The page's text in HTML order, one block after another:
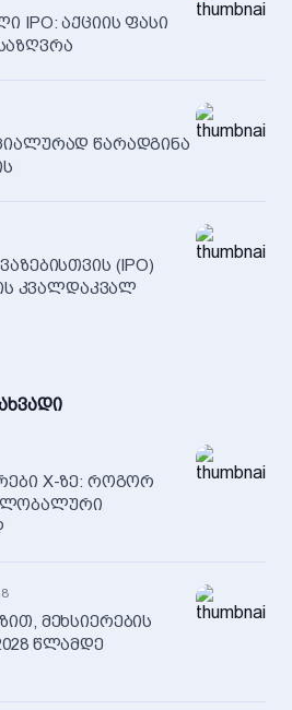
IPO: აქციის ფასი
წარადგინა
(IPO)
ის კვალდაკვალ
X-ზე: როგორ
მეხსიერების
წლამდე